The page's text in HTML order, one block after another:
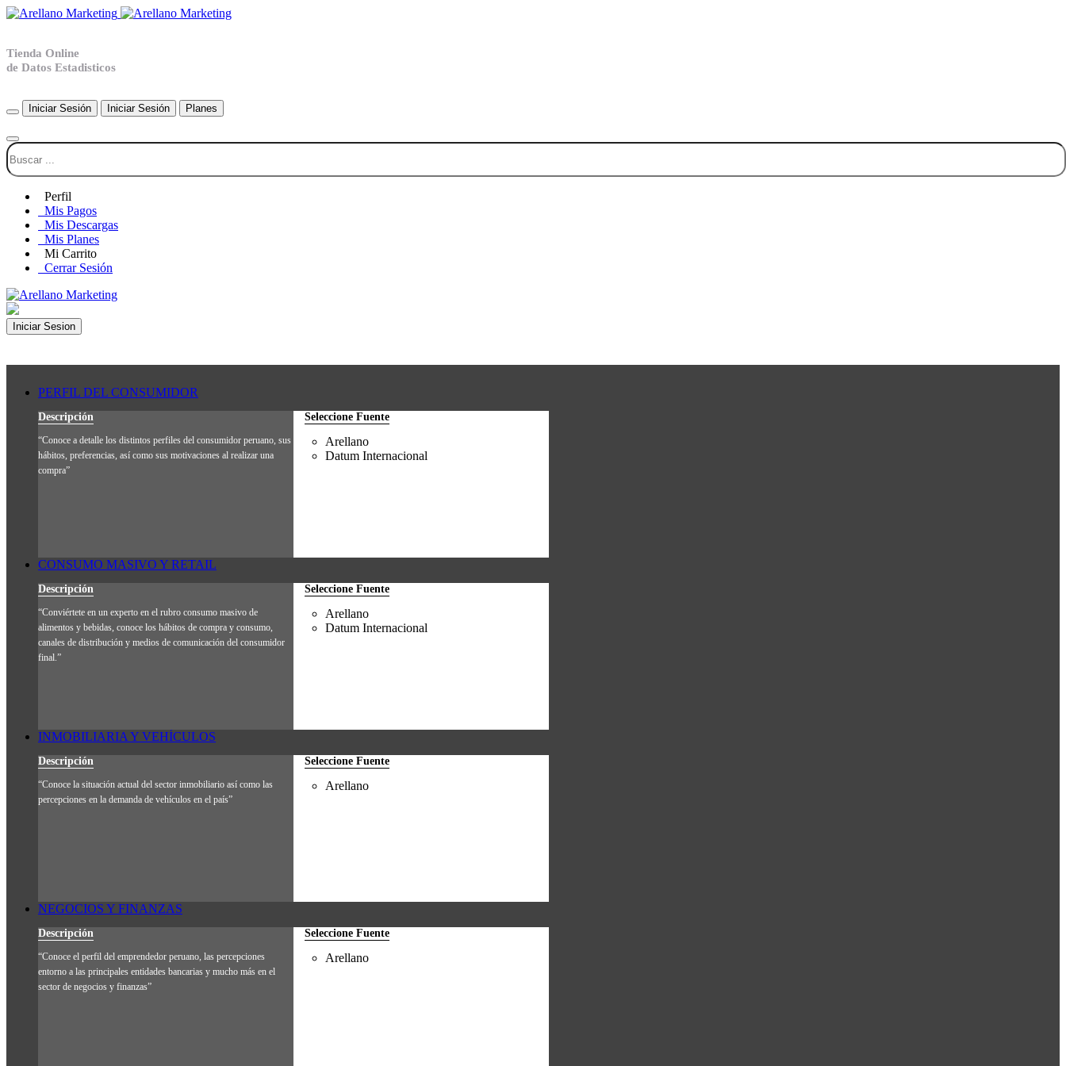
Tienda Online
de Datos Estadisticos
Iniciar Sesión Iniciar Sesión Planes
Perfil
Mis Pagos
Mis Descargas
Mis Planes
Mi Carrito
Cerrar Sesión
Iniciar Sesion
PERFIL DEL CONSUMIDOR
Descripción
“Conoce a detalle los distintos perfiles del consumidor peruano, sus
hábitos, preferencias, así como sus motivaciones al realizar una
compra”
Seleccione Fuente
Arellano
Datum Internacional
CONSUMO MASIVO Y RETAIL
Descripción
“Conviértete en un experto en el rubro consumo masivo de
alimentos y bebidas, conoce los hábitos de compra y consumo,
canales de distribución y medios de comunicación del consumidor
final.”
Seleccione Fuente
Arellano
Datum Internacional
INMOBILIARIA Y VEHÍCULOS
Descripción
“Conoce la situación actual del sector inmobiliario así como las
percepciones en la demanda de vehículos en el país”
Seleccione Fuente
Arellano
NEGOCIOS Y FINANZAS
Descripción
“Conoce el perfil del emprendedor peruano, las percepciones
entorno a las principales entidades bancarias y mucho más en el
sector de negocios y finanzas”
Seleccione Fuente
Arellano